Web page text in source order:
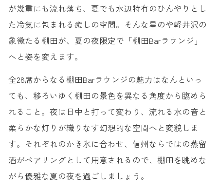
が幾重にも流れ落ち、夏でも水辺特有のひんやりとし
た冷気に包まれる癒しの空間。そんな星のや軽井沢の
象徴たる棚田が、夏の夜限定で「棚田Barラウンジ」
へと姿を変えます。
全28席からなる棚田Barラウンジの魅力はなんといっ
ても、移ろいゆく棚田の景色を異なる角度から臨めら
れること。夜は日中と打って変わり、流れる水の音と
柔らかな灯りが織りなす幻想的な空間へと変貌しま
す。それぞれのかき氷に合わせ、信州ならではの蒸留
酒がペアリングとして用意されるので、棚田を眺めな
がら優雅な夏の夜を過ごしましょう。